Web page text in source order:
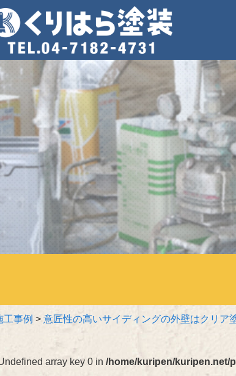
工事例 >意匠性の高いサイディングの外壁はクリア
array key 0 in/home/kuripen/kuripen.net/